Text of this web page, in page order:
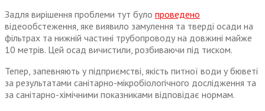
Задля вирішення проблеми тут було проведено
відеообстеження, яке виявило замулення та тверді осади на
фільтрах та нижній частині трубопроводу на довжині майже
10 метрів. Цей осад вичистили, розбиваючи під тиском.
Тепер, запевняють у підприємстві, якість питної води у бюветі
за результатами санітарно-мікробіологічного дослідження та
за санітарно-хімічними показниками відповідає нормам.